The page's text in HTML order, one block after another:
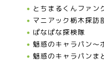
とちまるくんファン
マニアック栃木探訪
ぱなぱな探検隊
魅惑のキャラパン～
魅惑のキャラパンま